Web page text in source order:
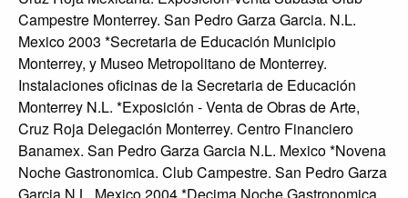
Campestre Monterrey. San Pedro Garza Garcia. N.L.
Mexico 2003 *Secretaria de Educación Municipio
Monterrey, y Museo Metropolitano de Monterrey.
Instalaciones oficinas de la Secretaria de Educación
Monterrey N.L. *Exposición - Venta de Obras de Arte,
Cruz Roja Delegación Monterrey. Centro Financiero
Banamex. San Pedro Garza Garcia N.L. Mexico *Novena
Noche Gastronomica. Club Campestre. San Pedro Garza